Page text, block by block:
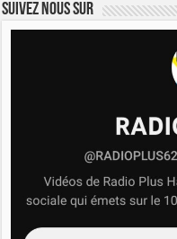
Suivez nous sur